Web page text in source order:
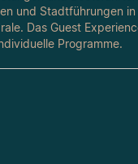
und Stadtführungen in
Das Guest
Programme.